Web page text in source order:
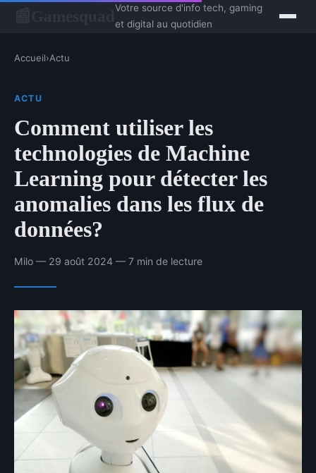
Votre source d'info tech, gaming
et digital au quotidien
Accueil›Actu
ACTU
Comment utiliser les
technologies de Machine
Learning pour détecter les
anomalies dans les flux de
données?
Milo — 29 août 2024 — 7 min de lecture